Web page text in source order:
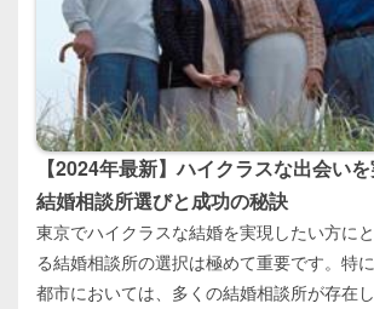
【2024年最新】ハイクラスな出会い
結婚相談所選びと成功の秘訣
東京でハイクラスな結婚を実現したい方に
る結婚相談所の選択は極めて重要です。特
都市においては、多くの結婚相談所が存在